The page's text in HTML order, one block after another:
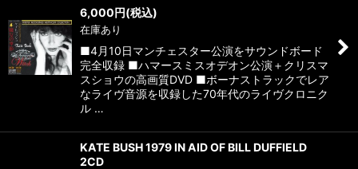
6,000円(税込)
在庫あり
■4月10日マンチェスター公演をサウンドボード
完全収録 ■ハマースミスオデオン公演＋クリスマ
スショウの高画質DVD ■ボーナストラックでレア
なライヴ音源を収録した70年代のライヴクロニク
ル …
KATE BUSH 1979 IN AID OF BILL DUFFIELD
2CD